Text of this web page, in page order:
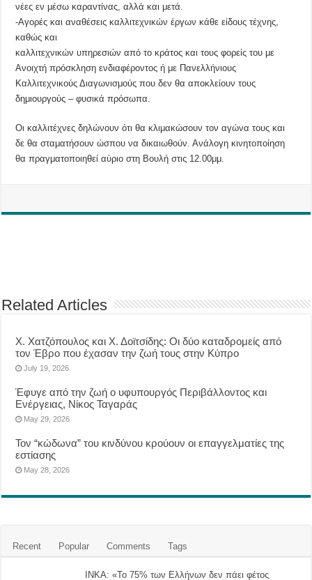
νέες εν μέσω καραντίνας, αλλά και μετά.
-Αγορές και αναθέσεις καλλιτεχνικών έργων κάθε είδους τέχνης,
καθώς και
καλλιτεχνικών υπηρεσιών από το κράτος και τους φορείς του με
Ανοιχτή πρόσκληση ενδιαφέροντος ή με Πανελλήνιους
Καλλιτεχνικούς Διαγωνισμούς που δεν θα αποκλείουν τους
δημιουργούς – φυσικά πρόσωπα.
Οι καλλιτέχνες δηλώνουν ότι θα κλιμακώσουν τον αγώνα τους και
δε θα σταματήσουν ώσπου να δικαιωθούν. Ανάλογη κινητοποίηση
θα πραγματοποιηθεί αύριο στη Βουλή στις 12.00μμ.
Related Articles
Χ. Χατζόπουλος και Χ. Δοϊτσίδης: Οι δύο καταδρομείς από
τον Έβρο που έχασαν την ζωή τους στην Κύπρο
July 19, 2026
Έφυγε από την ζωή ο υφυπουργός Περιβάλλοντος και
Ενέργειας, Νίκος Ταγαράς
May 29, 2026
Τον “κώδωνα” του κινδύνου κρούουν οι επαγγελματίες της
εστίασης
May 28, 2026
Recent Popular Comments Tags
ΙΝΚΑ: «Το 75% των Ελλήνων δεν πάει φέτος